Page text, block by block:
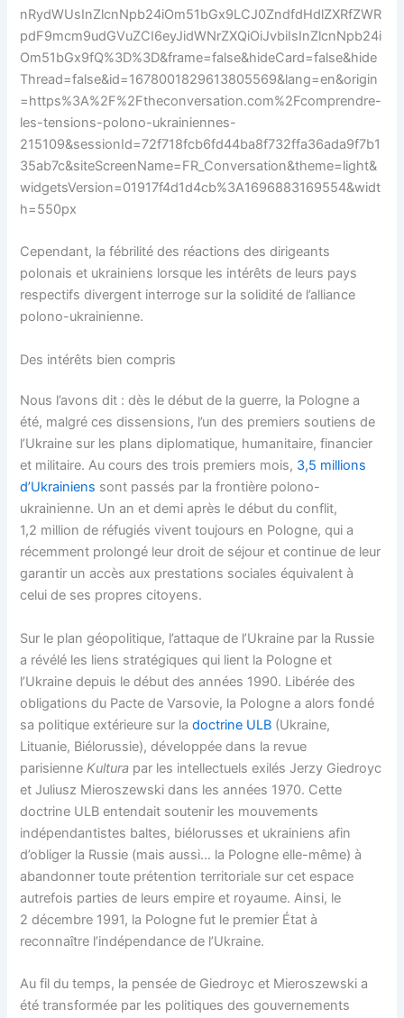
nRydWUsInZlcnNpb24iOm51bGx9LCJ0ZndfdHdlZXRfZWR
pdF9mcm9udGVuZCI6eyJidWNrZXQiOiJvbiIsInZlcnNpb24i
Om51bGx9fQ%3D%3D&frame=false&hideCard=false&hide
Thread=false&id=1678001829613805569&lang=en&origin
=https%3A%2F%2Ftheconversation.com%2Fcomprendre-
les-tensions-polono-ukrainiennes-
215109&sessionId=72f718fcb6fd44ba8f732ffa36ada9f7b1
35ab7c&siteScreenName=FR_Conversation&theme=light&
widgetsVersion=01917f4d1d4cb%3A1696883169554&widt
h=550px
Cependant, la fébrilité des réactions des dirigeants
polonais et ukrainiens lorsque les intérêts de leurs pays
respectifs divergent interroge sur la solidité de l’alliance
polono-ukrainienne.
Des intérêts bien compris
Nous l’avons dit : dès le début de la guerre, la Pologne a
été, malgré ces dissensions, l’un des premiers soutiens de
l’Ukraine sur les plans diplomatique, humanitaire, financier
et militaire. Au cours des trois premiers mois, 3,5 millions
d’Ukrainiens sont passés par la frontière polono-
ukrainienne. Un an et demi après le début du conflit,
1,2 million de réfugiés vivent toujours en Pologne, qui a
récemment prolongé leur droit de séjour et continue de leur
garantir un accès aux prestations sociales équivalent à
celui de ses propres citoyens.
Sur le plan géopolitique, l’attaque de l’Ukraine par la Russie
a révélé les liens stratégiques qui lient la Pologne et
l’Ukraine depuis le début des années 1990. Libérée des
obligations du Pacte de Varsovie, la Pologne a alors fondé
sa politique extérieure sur ladoctrine ULB (Ukraine,
Lituanie, Biélorussie), développée dans la revue
parisienneKultura par les intellectuels exilés Jerzy Giedroyc
et Juliusz Mieroszewski dans les années 1970. Cette
doctrine ULB entendait soutenir les mouvements
indépendantistes baltes, biélorusses et ukrainiens afin
d’obliger la Russie (mais aussi… la Pologne elle-même) à
abandonner toute prétention territoriale sur cet espace
autrefois parties de leurs empire et royaume. Ainsi, le
2 décembre 1991, la Pologne fut le premier État à
reconnaître l’indépendance de l’Ukraine.
Au fil du temps, la pensée de Giedroyc et Mieroszewski a
été transformée par les politiques des gouvernements